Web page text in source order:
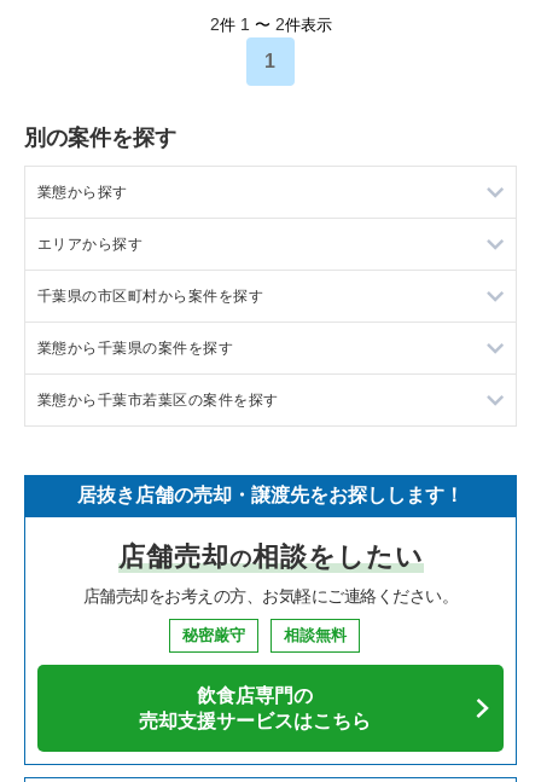
2件 1 〜 2件表示
1
別の案件を探す
業態から探す
ラーメンの居抜き売却物件の案件一覧
フランス料理の居抜き売却物件の案件一覧
イタリア料理の居抜き売却物件の案件一覧
中華の居抜き売却物件の案件一覧
寿司の居抜き売却物件の案件一覧
焼肉の居抜き売却物件の案件一覧
鉄板焼き・お好み焼の居抜き売却物件の案件一覧
カフェの居抜き売却物件の案件一覧
テイクアウトの居抜き売却物件の案件一覧
エリアから探す
東京23区の飲食店の居抜き売却物件の案件一覧
東京都下の飲食店の居抜き売却物件の案件一覧
千葉県の飲食店の居抜き売却物件の案件一覧
神奈川県の飲食店の居抜き売却物件の案件一覧
大阪府の飲食店の居抜き売却物件の案件一覧
兵庫県の飲食店の居抜き売却物件の案件一覧
愛知県の飲食店の居抜き売却物件の案件一覧
岐阜県の飲食店の居抜き売却物件の案件一覧
千葉県の市区町村から案件を探す
船橋市の飲食店の居抜き売却物件の案件一覧
鎌ヶ谷市の飲食店の居抜き売却物件の案件一覧
浦安市の飲食店の居抜き売却物件の案件一覧
市川市の飲食店の居抜き売却物件の案件一覧
松戸市の飲食店の居抜き売却物件の案件一覧
袖ヶ浦市の飲食店の居抜き売却物件の案件一覧
君津市の飲食店の居抜き売却物件の案件一覧
業態から千葉県の案件を探す
千葉県のラーメンの居抜き売却物件の案件一覧
千葉県のイタリア料理の居抜き売却物件の案件一覧
千葉県の中華の居抜き売却物件の案件一覧
千葉県のそば・うどんの居抜き売却物件の案件一覧
千葉県の焼肉の居抜き売却物件の案件一覧
千葉県の鉄板焼き・お好み焼の居抜き売却物件の案件一覧
業態から千葉市若葉区の案件を探す
千葉市若葉区の居酒屋・ダイニングバーの居抜き売却物件の案
千葉市若葉区の和食の居抜き売却物件の案件一覧
居抜き店舗の売却・譲渡先をお探しします！
店舗売却の相談をしたい
店舗売却をお考えの方、お気軽にご連絡ください。
秘密厳守 相談無料
飲食店専門の
売却支援サービスはこちら